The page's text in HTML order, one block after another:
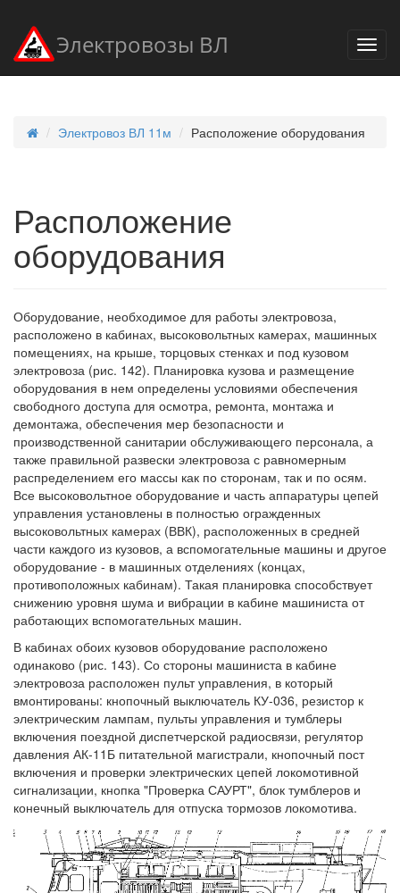
Электровозы ВЛ
Электровоз ВЛ 11м Расположение оборудования
Расположение
оборудования
Оборудование, необходимое для работы электровоза,
расположено в кабинах, высоковольтных камерах, машинных
помещениях, на крыше, торцовых стенках и под кузовом
электровоза (рис. 142). Планировка кузова и размещение
оборудования в нем определены условиями обеспечения
свободного доступа для осмотра, ремонта, монтажа и
демонтажа, обеспечения мер безопасности и
производственной санитарии обслуживающего персонала, а
также правильной развески электровоза с равномерным
распределением его массы как по сторонам, так и по осям.
Все высоковольтное оборудование и часть аппаратуры цепей
управления установлены в полностью огражденных
высоковольтных камерах (ВВК), расположенных в средней
части каждого из кузовов, а вспомогательные машины и другое
оборудование - в машинных отделениях (концах,
противоположных кабинам). Такая планировка способствует
снижению уровня шума и вибрации в кабине машиниста от
работающих вспомогательных машин.
В кабинах обоих кузовов оборудование расположено
одинаково (рис. 143). Со стороны машиниста в кабине
электровоза расположен пульт управления, в который
вмонтированы: кнопочный выключатель КУ-036, резистор к
электрическим лампам, пульты управления и тумблеры
включения поездной диспетчерской радиосвязи, регулятор
давления АК-11Б питательной магистрали, кнопочный пост
включения и проверки электрических цепей локомотивной
сигнализации, кнопка "Проверка САУРТ", блок тумблеров и
конечный выключатель для отпуска тормозов локомотива.